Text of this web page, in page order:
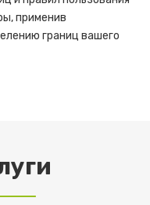
применив
границ вашего